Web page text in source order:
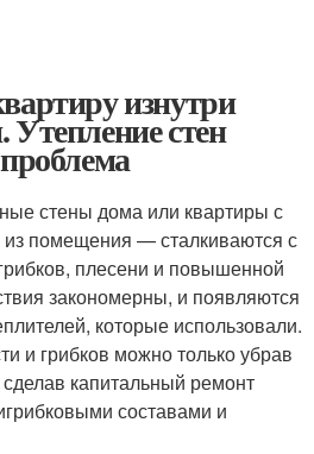
изнутри
стен
стены дома или квартиры с
помещения — сталкиваются с
плесени и повышенной
закономерны, и появляются
которые использовали.
и грибков можно только убрав
капитальный ремонт
составами и